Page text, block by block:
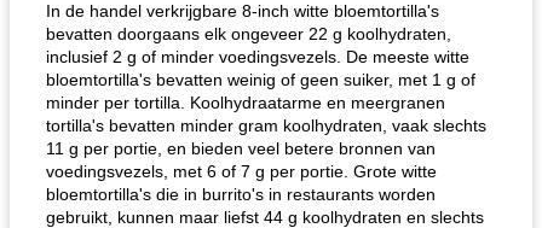
gemakkelijke rijst en hamburger een gerecht diner
In de handel verkrijgbare 8-inch witte bloemtortilla's
bevatten doorgaans elk ongeveer 22 g koolhydraten,
inclusief 2 g of minder voedingsvezels. De meeste witte
bloemtortilla's bevatten weinig of geen suiker, met 1 g of
minder per tortilla. Koolhydraatarme en meergranen
tortilla's bevatten minder gram koolhydraten, vaak slechts
11 g per portie, en bieden veel betere bronnen van
voedingsvezels, met 6 of 7 g per portie. Grote witte
bloemtortilla's die in burrito's in restaurants worden
gebruikt, kunnen maar liefst 44 g koolhydraten en slechts